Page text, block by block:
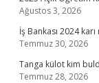
Ağustos 3, 2026
İş Bankası 2024
Temmuz 30, 2026
Tanga külot kim
Temmuz 28, 2026